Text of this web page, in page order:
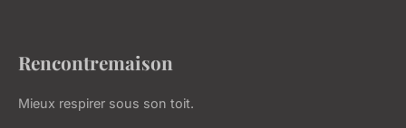
Rencontremaison
Mieux respirer sous son toit.